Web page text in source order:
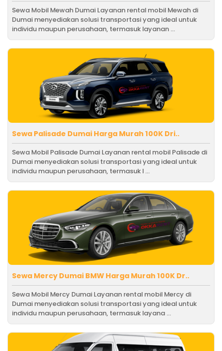
Sewa Mobil Mewah Dumai Layanan rental mobil Mewah di
Dumai menyediakan solusi transportasi yang ideal untuk
individu maupun perusahaan, termasuk layanan ...
Sewa Palisade Dumai Harga Murah 100K Dri..
Sewa Mobil Palisade Dumai Layanan rental mobil Palisade di
Dumai menyediakan solusi transportasi yang ideal untuk
individu maupun perusahaan, termasuk l ...
Sewa Mercy Dumai BMW Harga Murah 100K Dr..
Sewa Mobil Mercy Dumai Layanan rental mobil Mercy di
Dumai menyediakan solusi transportasi yang ideal untuk
individu maupun perusahaan, termasuk layana ...